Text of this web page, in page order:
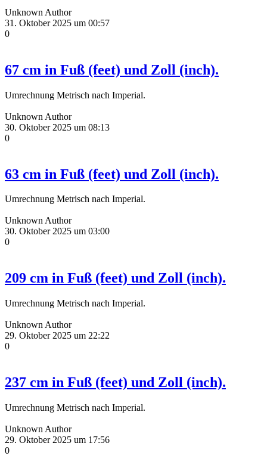
Unknown Author
31. Oktober 2025 um 00:57
0
67 cm in Fuß (feet) und Zoll (inch).
Umrechnung Metrisch nach Imperial.
Unknown Author
30. Oktober 2025 um 08:13
0
63 cm in Fuß (feet) und Zoll (inch).
Umrechnung Metrisch nach Imperial.
Unknown Author
30. Oktober 2025 um 03:00
0
209 cm in Fuß (feet) und Zoll (inch).
Umrechnung Metrisch nach Imperial.
Unknown Author
29. Oktober 2025 um 22:22
0
237 cm in Fuß (feet) und Zoll (inch).
Umrechnung Metrisch nach Imperial.
Unknown Author
29. Oktober 2025 um 17:56
0